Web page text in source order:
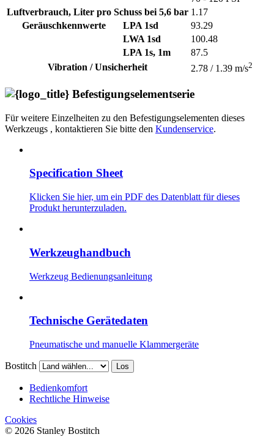
Luftverbrauch, Liter pro Schuss bei 5,6 bar 1.17
Geräuschkennwerte
LPA 1sd
93.29
LWA 1sd
100.48
LPA 1s, 1m
87.5
Vibration / Unsicherheit
2.78 / 1.39 m/s2
Befestigungselementserie
Für weitere Einzelheiten zu den Befestigungselementen dieses
Werkzeugs , kontaktieren Sie bitte den Kundenservice.
Specification Sheet
Klicken Sie hier, um ein PDF des Datenblatt für dieses
Produkt herunterzuladen.
Werkzeughandbuch
Werkzeug Bedienungsanleitung
Technische Gerätedaten
Pneumatische und manuelle Klammergeräte
Bostitch Los
Bedienkomfort
Rechtliche Hinweise
Cookies
© 2026 Stanley Bostitch